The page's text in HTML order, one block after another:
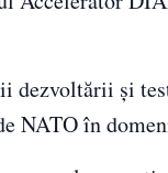
dezvoltării și
NATO în